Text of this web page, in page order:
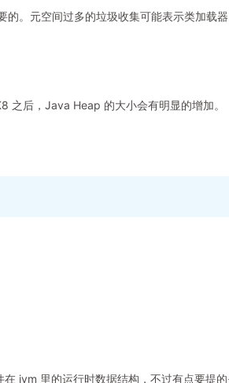
的。元空间过多的垃圾收集可能表示类加载
之后，Java Heap 的大小会有明显的增加。
jvm 里的运行时数据结构，不过有点要提